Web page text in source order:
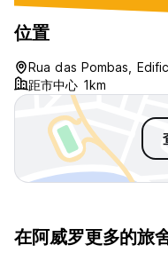
位置
Rua das Pombas,
距市中心 1km
在阿威罗更多的旅